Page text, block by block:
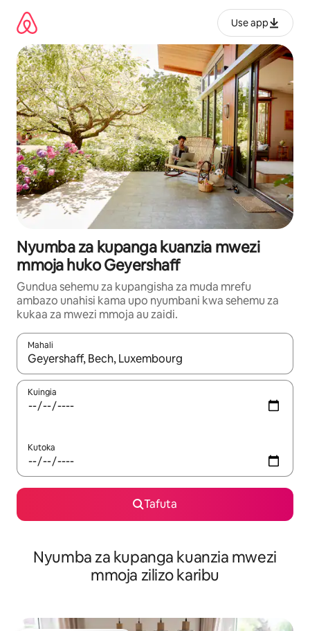
kwenda
kwenye
maudhui
Use app
Nyumba za kupanga kuanzia mwezi
mmoja huko Geyershaff
Gundua sehemu za kupangisha za muda mrefu
ambazo unahisi kama upo nyumbani kwa sehemu za
kukaa za mwezi mmoja au zaidi.
Mahali
Wakati matokeo yanapatikana, vinjari kwa kutumia vitufe vya
Kuingia
Kutoka
Tafuta
Nyumba za kupanga kuanzia mwezi
mmoja zilizo karibu